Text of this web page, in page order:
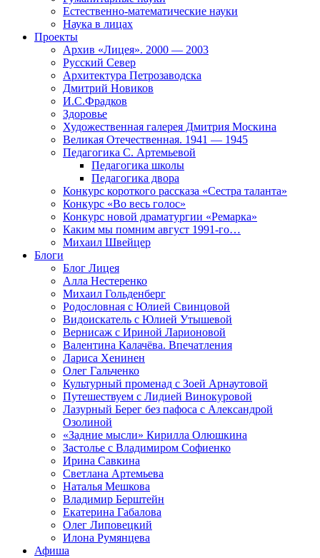
Естественно-математические науки
Наука в лицах
Проекты
Архив «Лицея». 2000 — 2003
Русский Север
Архитектура Петрозаводска
Дмитрий Новиков
И.С.Фрадков
Здоровье
Художественная галерея Дмитрия Москина
Великая Отечественная. 1941 — 1945
Педагогика С. Артемьевой
Педагогика школы
Педагогика двора
Конкурс короткого рассказа «Сестра таланта»
Конкурс «Во весь голос»
Конкурс новой драматургии «Ремарка»
Каким мы помним август 1991-го…
Михаил Швейцер
Блоги
Блог Лицея
Алла Нестеренко
Михаил Гольденберг
Родословная с Юлией Свинцовой
Видоискатель с Юлией Утышевой
Вернисаж с Ириной Ларионовой
Валентина Калачёва. Впечатления
Лариса Хенинен
Олег Гальченко
Культурный променад с Зоей Арнаутовой
Путешествуем с Лидией Винокуровой
Лазурный Берег без пафоса с Александрой
Озолиной
«Задние мысли» Кирилла Олюшкина
Застолье с Владимиром Софиенко
Ирина Савкина
Светлана Артемьева
Наталья Мешкова
Владимир Берштейн
Екатерина Габалова
Олег Липовецкий
Илона Румянцева
Афиша